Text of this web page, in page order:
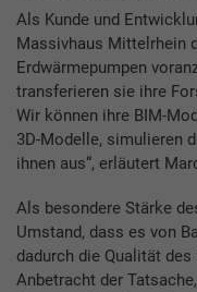
Als Kunde und
Massivhaus Mittelrhein
Erdwärmepumpen
transferieren sie ihre
Wir können ihre BIM-
3D-Modelle, simulieren
ihnen aus“, erläutert
Als besondere Stärke
Umstand, dass es von
dadurch die Qualität
Anbetracht der